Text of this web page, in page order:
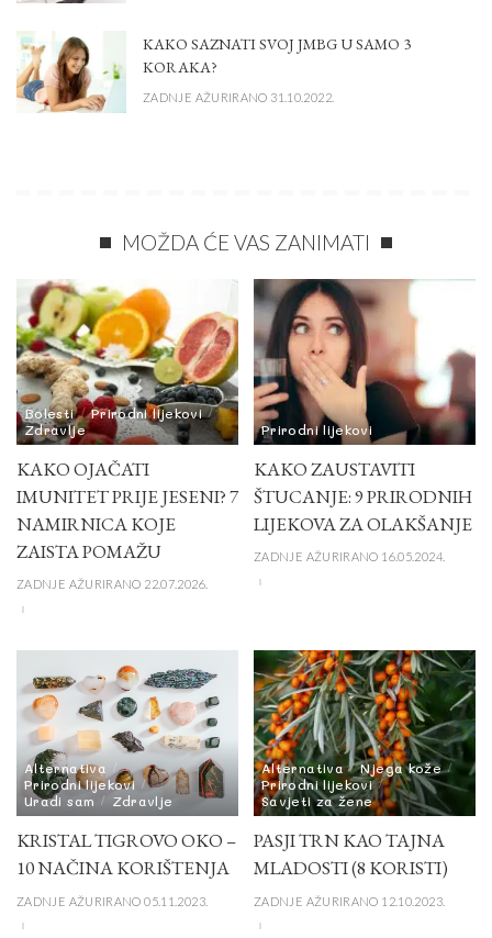
KAKO SAZNATI SVOJ JMBG U SAMO 3
KORAKA?
ZADNJE AŽURIRANO 31.10.2022.
MOŽDA ĆE VAS ZANIMATI
Bolesti
Prirodni lijekovi
Zdravlje
KAKO OJAČATI
IMUNITET PRIJE JESENI? 7
NAMIRNICA KOJE
ZAISTA POMAŽU
ZADNJE AŽURIRANO 22.07.2026.
Prirodni lijekovi
KAKO ZAUSTAVITI
ŠTUCANJE: 9 PRIRODNIH
LIJEKOVA ZA OLAKŠANJE
ZADNJE AŽURIRANO 16.05.2024.
Alternativa
Prirodni lijekovi
Uradi sam
Zdravlje
KRISTAL TIGROVO OKO –
10 NAČINA KORIŠTENJA
ZADNJE AŽURIRANO 05.11.2023.
Alternativa
Njega kože
Prirodni lijekovi
Savjeti za žene
PASJI TRN KAO TAJNA
MLADOSTI (8 KORISTI)
ZADNJE AŽURIRANO 12.10.2023.